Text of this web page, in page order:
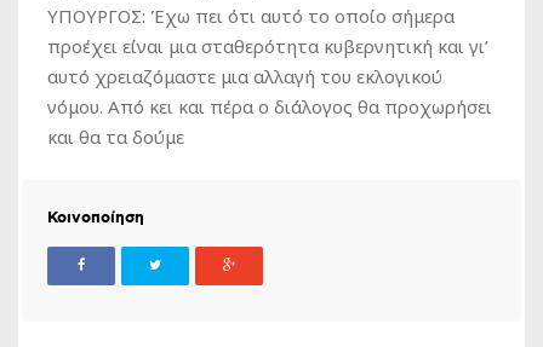
ΥΠΟΥΡΓΟΣ: Έχω πει ότι αυτό το οποίο σήμερα
προέχει είναι μια σταθερότητα κυβερνητική και γι’
αυτό χρειαζόμαστε μια αλλαγή του εκλογικού
νόμου. Από κει και πέρα ο διάλογος θα προχωρήσει
και θα τα δούμε
Κοινοποίηση